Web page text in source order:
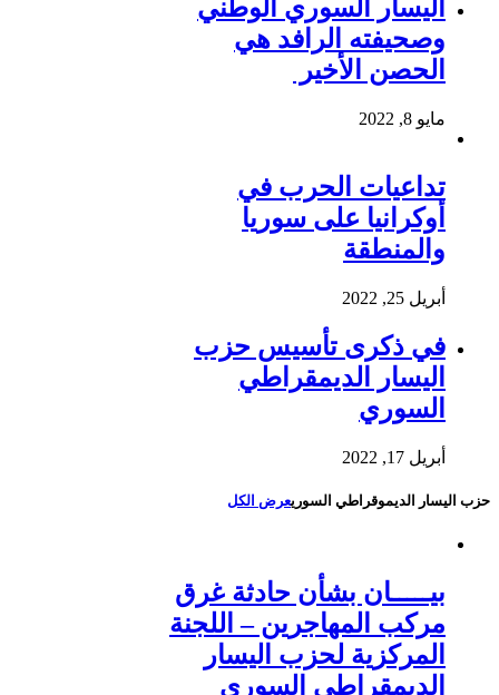
اليسار السوري الوطني
وصحيفته الرافد هي
الحصن الأخير
مايو 8, 2022
تداعيات الحرب في
أوكرانيا على سوريا
والمنطقة
أبريل 25, 2022
في ذكرى تأسيس حزب
اليسار الديمقراطي
السوري
أبريل 17, 2022
حزب اليسار الديموقراطي السوريعرض الكل
بيـــــان بشأن حادثة غرق
مركب المهاجرين – اللجنة
المركزية لحزب اليسار
الديمقراطي السوري